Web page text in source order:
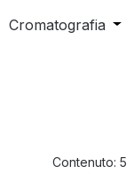
menu from
or close the
Cromatografia
Contenuto: 5